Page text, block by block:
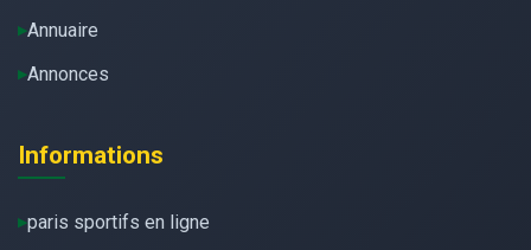
Annuaire
Annonces
Informations
paris sportifs en ligne